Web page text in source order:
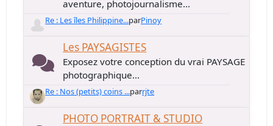
aventure, photojournalisme...
Re : Les îles Philippine...parPinoy
Les PAYSAGISTES
Exposez votre conception du vrai PAYSAGE
photographique...
Re : Nos (petits) coins ...parrjte
PHOTO PORTRAIT & STUDIO